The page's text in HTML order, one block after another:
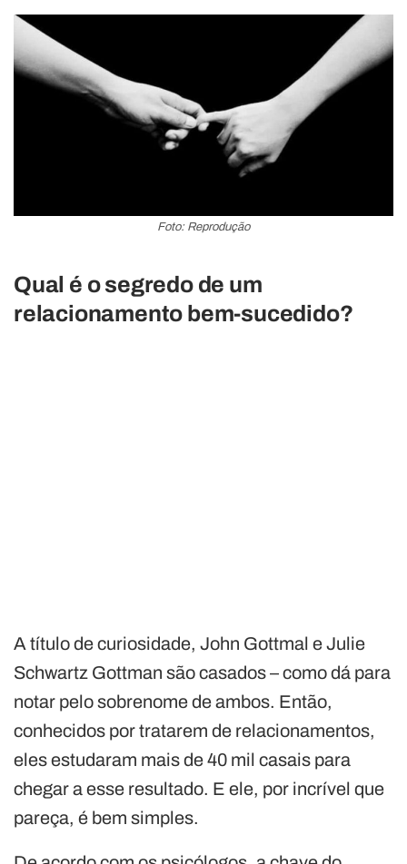
Foto: Reprodução
Qual é o segredo de um
relacionamento bem-sucedido?
A título de curiosidade, John Gottmal e Julie
Schwartz Gottman são casados – como dá para
notar pelo sobrenome de ambos. Então,
conhecidos por tratarem de relacionamentos,
eles estudaram mais de 40 mil casais para
chegar a esse resultado. E ele, por incrível que
pareça, é bem simples.